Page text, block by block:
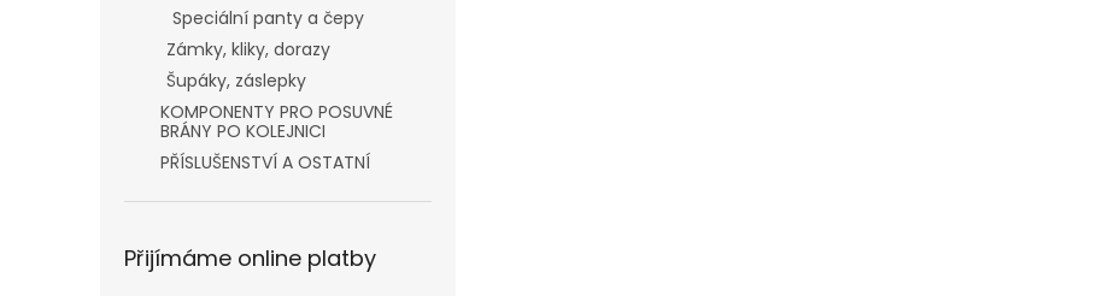
Speciální panty a čepy
Zámky, kliky, dorazy
Šupáky, záslepky
KOMPONENTY PRO POSUVNÉ
BRÁNY PO KOLEJNICI
PŘÍSLUŠENSTVÍ A OSTATNÍ
Přijímáme online platby